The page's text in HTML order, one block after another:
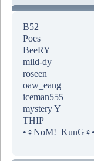
B52
Poes
BeeRY
mild-dy
roseen
oaw_eang
iceman555
mystery Y
THIP
•♀NoM!_KunG♀•